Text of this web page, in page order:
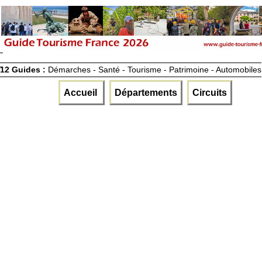
12 Guides : Démarches - Santé - Tourisme - Patrimoine - Automobiles
Accueil Départements Circuits